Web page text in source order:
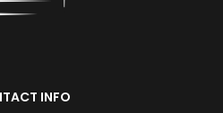
INFO